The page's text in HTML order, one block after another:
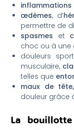
inflammations
œdèmes, d’
permettre de
spasmes et
choc ou à une
douleurs
musculaire,
telles que
maux de
douleur grâce
La